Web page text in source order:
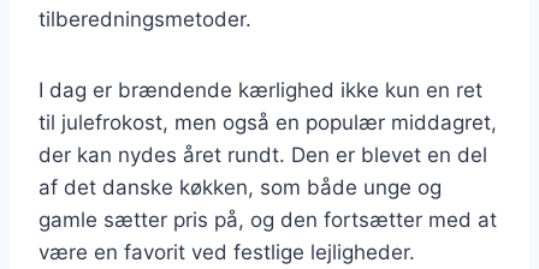
tilberedningsmetoder.
I dag er brændende kærlighed ikke kun en ret
til julefrokost, men også en populær middagret,
der kan nydes året rundt. Den er blevet en del
af det danske køkken, som både unge og
gamle sætter pris på, og den fortsætter med at
være en favorit ved festlige lejligheder.